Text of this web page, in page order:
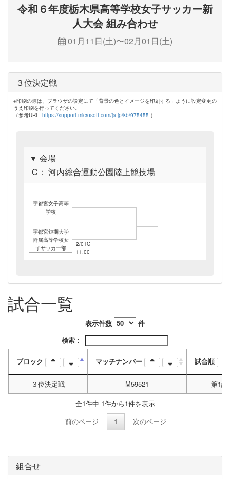
令和６年度栃木県高等学校女子サッカー新
人大会 組み合わせ
01月11日(土)〜02月01日(土)
３位決定戦
※印刷の際は、ブラウザの設定にて「背景の色とイメージを印刷する」ように設定変更の
うえ印刷を行ってください。
（参考URL: https://support.microsoft.com/ja-jp/kb/975455 ）
▼ 会場
C： 河内総合運動公園陸上競技場
宇都宮女子高等
学校
2/01C
11:00
宇都宮短期大学
附属高等学校女
子サッカー部
試合一覧
表示件数
件
検索：
ブロック マッチナンバー 試合順
３位決定戦 M59521
第1試
全1件中 1件から1件を表示
前のページ
1 次のページ
組合せ